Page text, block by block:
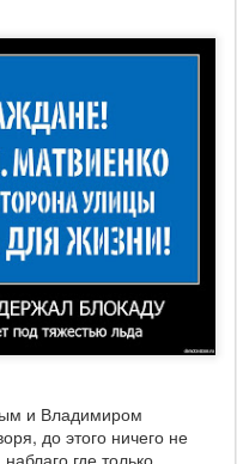
и Владимиром
до этого ничего не
где только